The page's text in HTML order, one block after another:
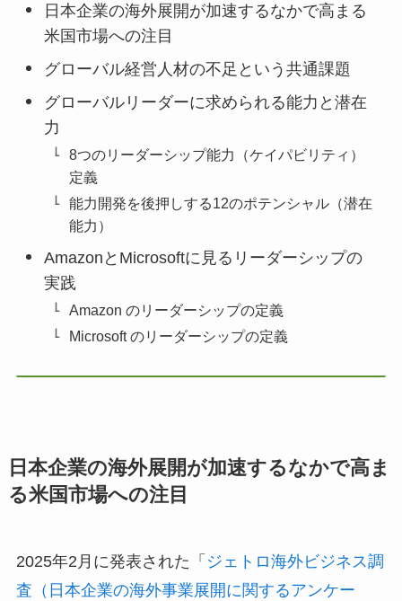
日本企業の海外展開が加速するなかで高まる
米国市場への注目
グローバル経営人材の不足という共通課題
グローバルリーダーに求められる能力と潜在
力
8つのリーダーシップ能力（ケイパビリティ）
定義
能力開発を後押しする12のポテンシャル（潜在
能力）
AmazonとMicrosoftに見るリーダーシップの
実践
Amazon のリーダーシップの定義
Microsoft のリーダーシップの定義
日本企業の海外展開が加速するなかで高ま
る米国市場への注目
2025年2月に発表された「 ジェトロ海外ビジネス調
査（日本企業の海外事業展開に関するアンケー